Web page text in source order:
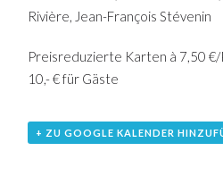
Rivière, Jean-François Stévenin
Preisreduzierte Karten à 7,50
10,- € für Gäste
+ ZU GOOGLE KALENDER